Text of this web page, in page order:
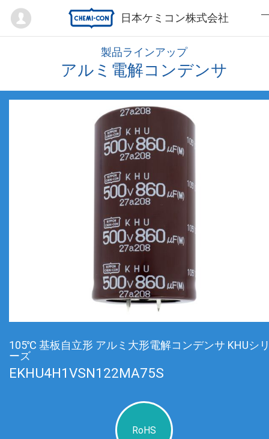
日本ケミコン株式会社
Mypage
製品ラインアップ
アルミ電解コンデンサ
105℃ 基板自立形 アルミ大形電解コンデンサ KHUシ
ーズ
EKHU4H1VSN122MA75S
RoHS